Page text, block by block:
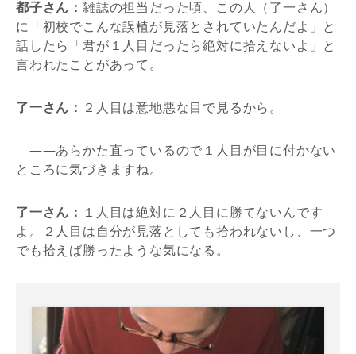
都子さん： 雑誌の担当だった頃、この人（了一さん）
に「初校でこんな誤植が見落とされていたんだよ」と
話したら「君が１人目だったら絶対に拾えないよ」と
言われたことがあって。
了一さん： ２人目は意地悪な目で見るから。
――あらかた直っているので１人目が目に付かない
ところに気づきますね。
了一さん： １人目は絶対に２人目に勝てないんです
よ。２人目は自分が見落としても拾われないし、一つ
でも拾えば勝ったような気になる。